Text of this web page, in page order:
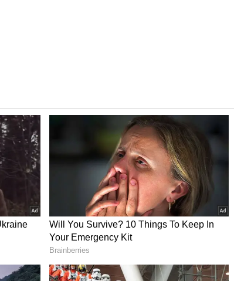
ಕೌರ್ ಪಾಲಿಗೆ ಅತ್ಯಂತ ವಿಶೇಷವಾಗಿತ್ತು. ಅವರು ತಮ್ಮ
ಟಿ20 ಪಂದ್ಯವನ್ನು ಆಡುವ ಮೂಲಕ ಇತಿಹಾಸ ನಿರ್ಮಿಸಿದರು. ವಿಶ್ವ
ವಿಭಾಗ ಸೇರಿ) ಈ ಸಾಧನೆ ಮಾಡಿದ ಮೊದಲ ಕ್ರಿಕೆಟಿಗರು ಎಂಬ
ಸ್ಮರಣೀಯ ಪಂದ್ಯದಲ್ಲಿ ಅವರು 24 ರನ್ ಗಳಿಸಿದರು.
ಪಂದ್ಯಗಳಲ್ಲಿ ಪುಟಿದೇಳುವ ವಿಶ್ವಾಸದಲ್ಲಿದೆ.
ಭಾರತೀಯ ಕ್ರಿಕೆಟ್ ಇತಿಹಾಸದಲ್ಲಿ ಸುವರ್ಣ ಅಕ್ಷರಗಳಲ್ಲಿ